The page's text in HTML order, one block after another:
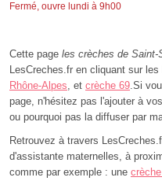
Fermé, ouvre lundi à 9h00
Cette page les crèches de Saint-
LesCreches.fr en cliquant sur
Rhône-Alpes, et crèche 69.Si
page, n'hésitez pas l'ajouter à
ou pourquoi pas la diffuser par
Retrouvez à travers
d'assistante maternelles, à
comme par exemple : une